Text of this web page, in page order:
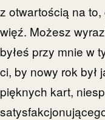
z otwartością na
więź. Możesz
byłeś przy mnie w
ci, by nowy rok był
pięknych kart,